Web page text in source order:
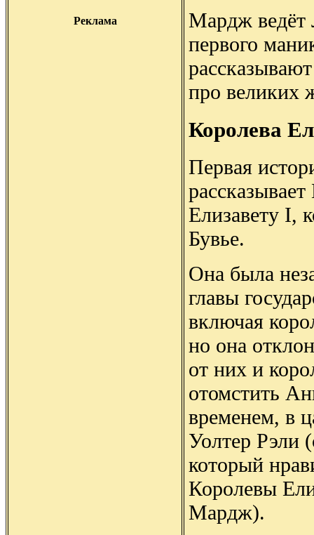
Реклама
Мардж ведёт
первого
про великих
Королева
Первая
Елизавету I,
Бувье.
Она была
главы
включая
но она
от них и
отомстить
временем, в
Уолтер Рэли
который
Королевы
Мардж).